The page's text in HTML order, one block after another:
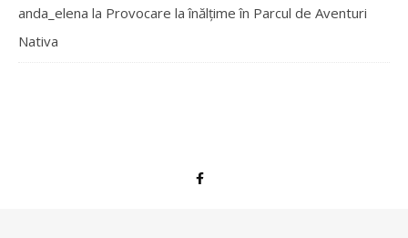
anda_elena la Provocare la înălțime în Parcul de Aventuri
Nativa